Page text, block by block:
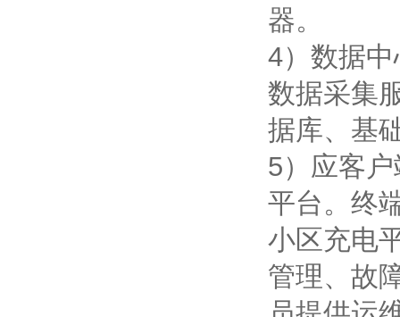
器。
4）数据
数据采集
据库、基
5）应客
平台。终
小区充电
管理、故